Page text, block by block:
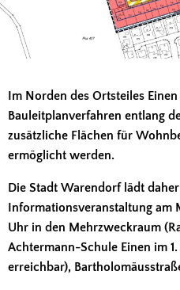
Im Norden des Ortsteiles
Bauleitplanverfahren entlang
zusätzliche Flächen für
ermöglicht werden.
Die Stadt Warendorf lädt
Informationsveranstaltung am
Uhr in den Mehrzweckraum
Achtermann-Schule Einen im
erreichbar),